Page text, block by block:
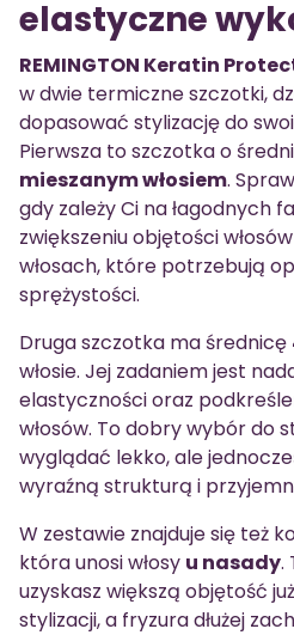
elastyczne
REMINGTON Keratin
w dwie termiczne szczotki,
dopasować stylizację do
Pierwsza to szczotka o
mieszanym włosiem.
gdy zależy Ci na łagodnych
zwiększeniu objętości
włosach, które potrzebują
sprężystości.
Druga szczotka ma średnicę
włosie. Jej zadaniem jest
elastyczności oraz
włosów. To dobry wybór do
wyglądać lekko, ale
wyraźną strukturą i
W zestawie znajduje się też
która unosi włosy u nasady.
uzyskasz większą objętość
stylizacji, a fryzura dłużej